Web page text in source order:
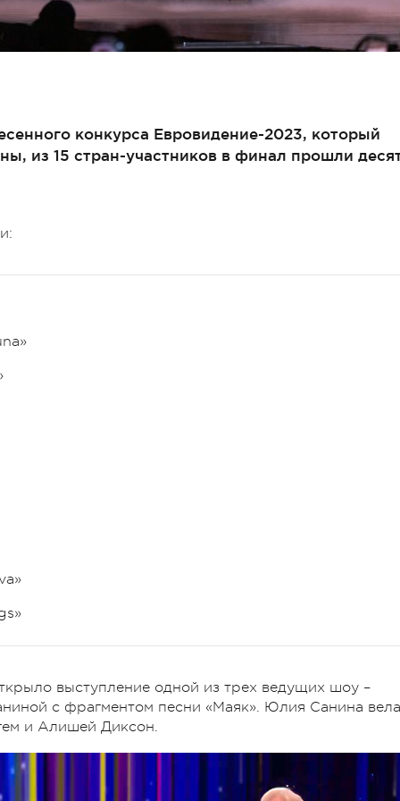
конкурса Евровидение-2023, который
из 15 стран-участников в финал прошли
выступление одной из трех ведущих шоу –
с фрагментом песни «Маяк». Юлия Санина вела
и Алишей Диксон.